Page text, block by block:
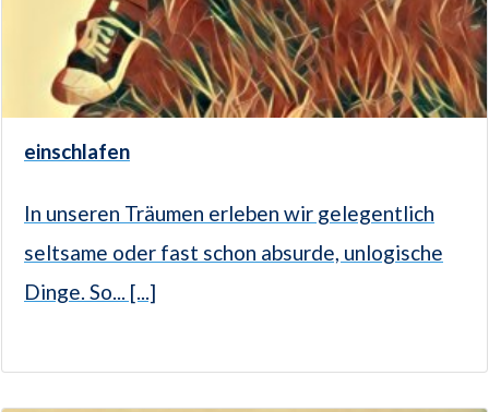
einschlafen
In unseren Träumen erleben wir gelegentlich
seltsame oder fast schon absurde, unlogische
Dinge. So... [...]